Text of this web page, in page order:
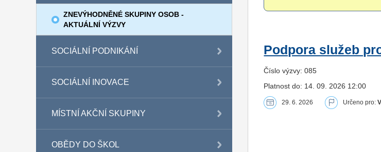
ZNEVÝHODNĚNÉ SKUPINY OSOB -
AKTUÁLNÍ VÝZVY
SOCIÁLNÍ PODNIKÁNÍ
SOCIÁLNÍ INOVACE
MÍSTNÍ AKČNÍ SKUPINY
OBĚDY DO ŠKOL
Podpora služeb
Číslo výzvy: 085
Platnost do: 14. 09. 2026 12:00
29. 6. 2026 Určeno pro: